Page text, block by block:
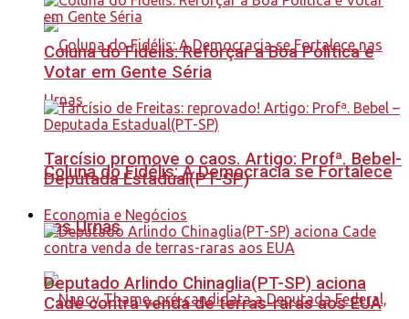
Coluna do Fidélis: A Democracia se Fortalece
nas Urnas
Coluna do Fidelis: Reforçar a Boa Política e
Votar em Gente Séria
Tarcísio promove o caos. Artigo: Profª. Bebel-
Deputada Estadual(PT-SP)
Economia e Negócios
Deputado Arlindo Chinaglia(PT-SP) aciona
Cade contra venda de terras-raras aos EUA